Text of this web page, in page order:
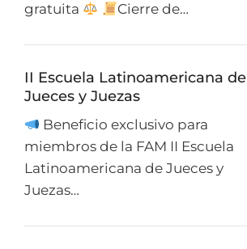
gratuita
Cierre de…
II Escuela Latinoamericana de
Jueces y Juezas
Beneficio exclusivo para
miembros de la FAM II Escuela
Latinoamericana de Jueces y
Juezas…